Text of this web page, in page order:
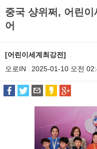
중국 샹위쩌, 어린
어
[어린이세계최강전]
오로IN
2025-01-10 오전